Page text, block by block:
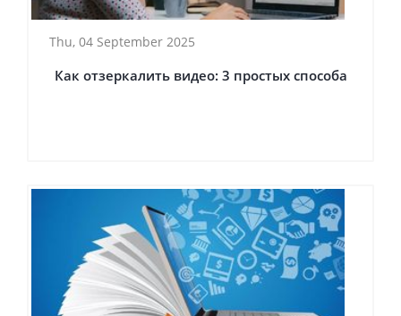
Thu, 04 September 2025
Как отзеркалить видео: 3 простых способа